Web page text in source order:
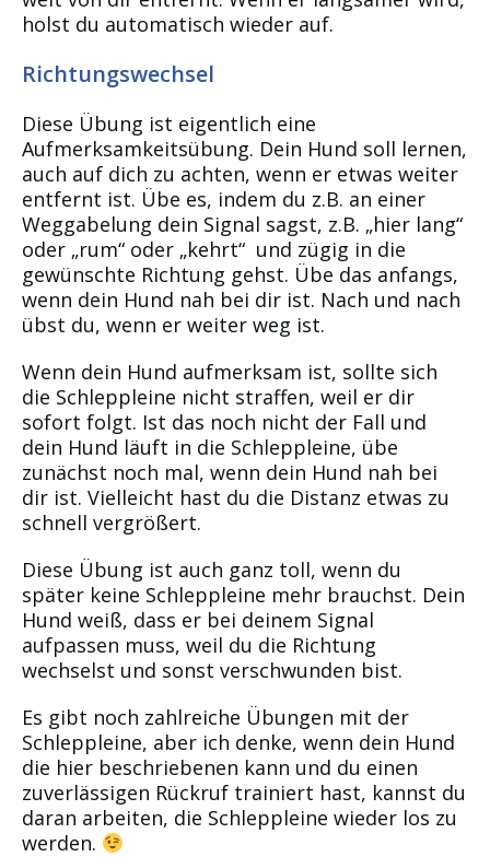
holst du automatisch wieder auf.
Richtungswechsel
Diese Übung ist eigentlich eine
Aufmerksamkeitsübung. Dein Hund soll lernen,
auch auf dich zu achten, wenn er etwas weiter
entfernt ist. Übe es, indem du z.B. an einer
Weggabelung dein Signal sagst, z.B. „hier lang“
oder „rum“ oder „kehrt“ und zügig in die
gewünschte Richtung gehst. Übe das anfangs,
wenn dein Hund nah bei dir ist. Nach und nach
übst du, wenn er weiter weg ist.
Wenn dein Hund aufmerksam ist, sollte sich
die Schleppleine nicht straffen, weil er dir
sofort folgt. Ist das noch nicht der Fall und
dein Hund läuft in die Schleppleine, übe
zunächst noch mal, wenn dein Hund nah bei
dir ist. Vielleicht hast du die Distanz etwas zu
schnell vergrößert.
Diese Übung ist auch ganz toll, wenn du
später keine Schleppleine mehr brauchst. Dein
Hund weiß, dass er bei deinem Signal
aufpassen muss, weil du die Richtung
wechselst und sonst verschwunden bist.
Es gibt noch zahlreiche Übungen mit der
Schleppleine, aber ich denke, wenn dein Hund
die hier beschriebenen kann und du einen
zuverlässigen Rückruf trainiert hast, kannst du
daran arbeiten, die Schleppleine wieder los zu
werden.